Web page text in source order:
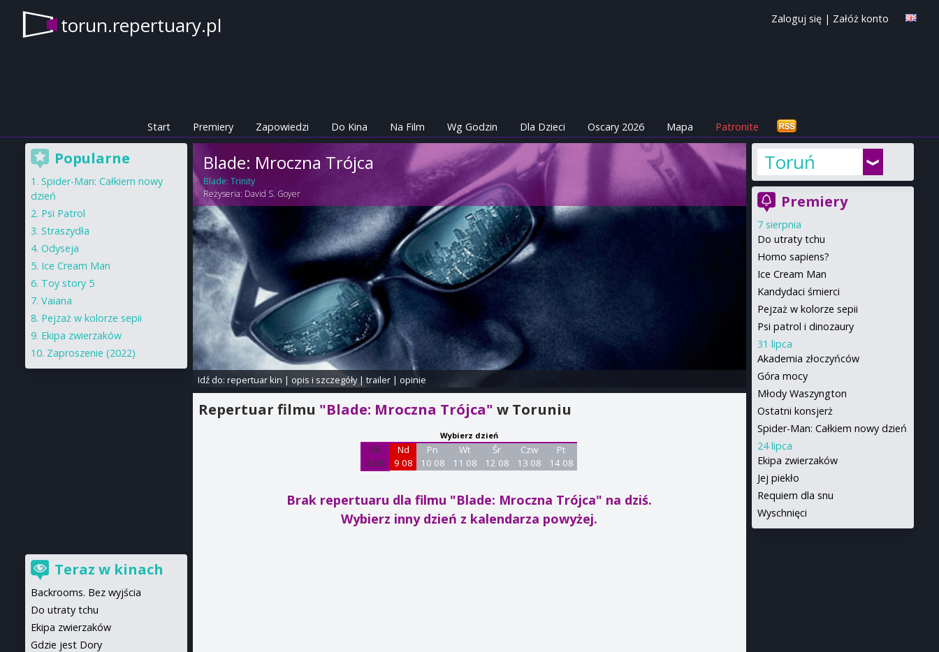
torun.repertuary.pl Zaloguj się | Załóż konto
Start Premiery Zapowiedzi Do Kina Na Film Wg Godzin Dla Dzieci Oscary 2026 Mapa Patronite
Blade: Mroczna Trójca
Blade: Trinity
Reżyseria: David S. Goyer
Idź do: repertuar kin | opis i szczegóły| trailer| opinie
Repertuar filmu "Blade: Mroczna Trójca"w Toruniu
Wybierz dzień
Sb
8 08
Nd
9 08
Pn
10 08
Wt
11 08
Śr
12 08
Czw
13 08
Pt
14 08
Brak repertuaru dla filmu "Blade: Mroczna Trójca" na dziś.
Wybierz inny dzień z kalendarza powyżej.
Toruń
Premiery
7 sierpnia
Do utraty tchu
Homo sapiens?
Ice Cream Man
Kandydaci śmierci
Pejzaż w kolorze sepii
Psi patrol i dinozaury
31 lipca
Akademia złoczyńców
Góra mocy
Młody Waszyngton
Ostatni konsjerż
Spider-Man: Całkiem nowy dzień
24 lipca
Ekipa zwierzaków
Jej piekło
Requiem dla snu
Wyschnięci
Popularne
Spider-Man: Całkiem nowy
dzień
Psi Patrol
Straszydła
Odyseja
Ice Cream Man
Toy story 5
Vaiana
Pejzaż w kolorze sepii
Ekipa zwierzaków
Zaproszenie (2022)
Teraz w kinach
Backrooms. Bez wyjścia
Do utraty tchu
Ekipa zwierzaków
Gdzie jest Dory